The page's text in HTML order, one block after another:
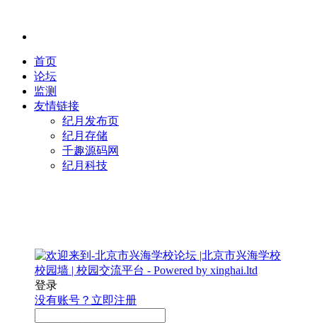
首页
论坛
监测
友情链接
纪月发布页
纪月存储
千趣源码网
纪月科技
登录
没有账号？立即注册